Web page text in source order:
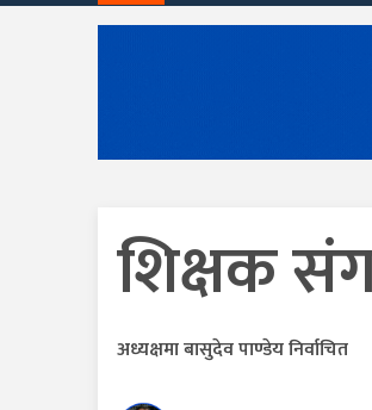
शिक्षक
अध्यक्षमा बासुदेव पाण्डेय निर्वाचित